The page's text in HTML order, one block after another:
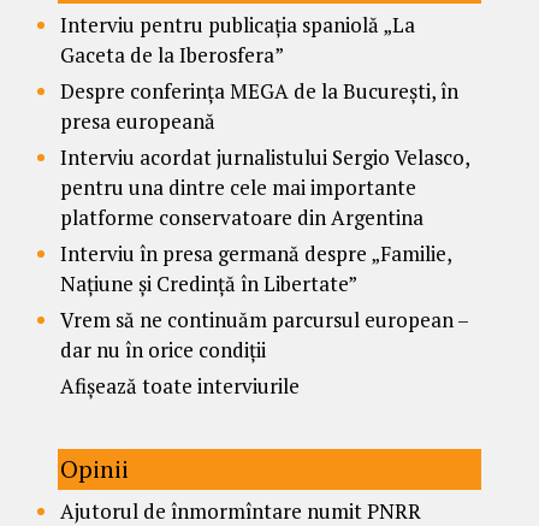
Interviu pentru publicația spaniolă „La
Gaceta de la Iberosfera”
Despre conferința MEGA de la București, în
presa europeană
Interviu acordat jurnalistului Sergio Velasco,
pentru una dintre cele mai importante
platforme conservatoare din Argentina
Interviu în presa germană despre „Familie,
Națiune și Credință în Libertate”
Vrem să ne continuăm parcursul european –
dar nu în orice condiții
Afișează toate interviurile
Opinii
Ajutorul de înmormîntare numit PNRR